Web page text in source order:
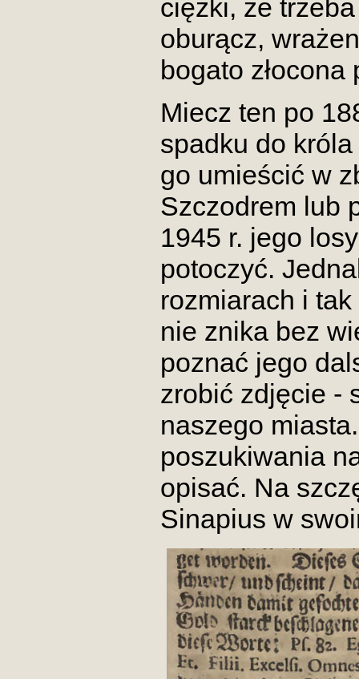
ciężki, że
oburącz,
bogato złocona
Miecz ten po
spadku do króla
go umieścić w
Szczodrem lub
1945 r. jego
potoczyć.
rozmiarach i
nie znika bez
poznać jego
zrobić zdjęcie -
naszego
poszukiwania
opisać. Na
Sinapius w